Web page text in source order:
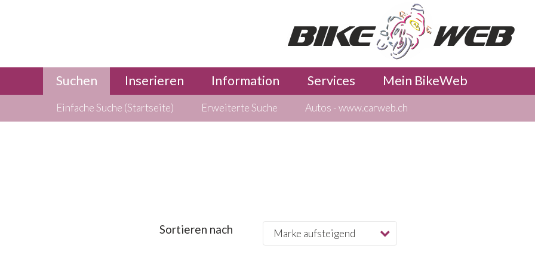
Suchen Inserieren Information Services Mein BikeWeb
Einfache Suche (Startseite) Erweiterte Suche Autos - www.carweb.ch
Sortieren nach